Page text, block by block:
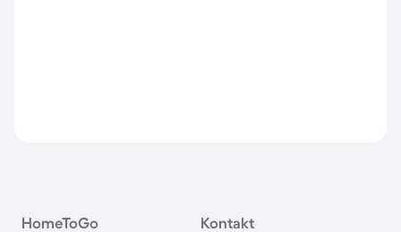
HomeToGo Kontakt